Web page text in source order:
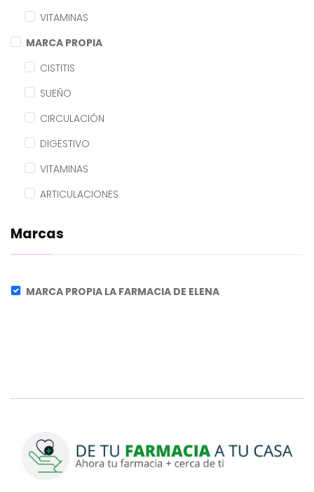
VITAMINAS
MARCA PROPIA
CISTITIS
SUEÑO
CIRCULACIÓN
DIGESTIVO
VITAMINAS
ARTICULACIONES
Marcas
MARCA PROPIA LA FARMACIA DE ELENA